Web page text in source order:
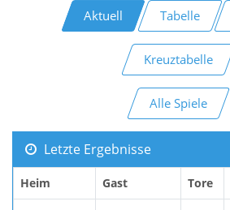
Aktuell Tabelle
Kreuztabelle
Alle Spiele
Letzte Ergebnisse
Heim Gast Tore